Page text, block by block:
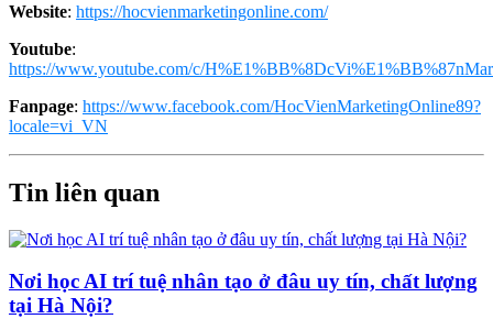
Website: https://hocvienmarketingonline.com/
Youtube:
https://www.youtube.com/c/
Fanpage: https://www.facebook.com/HocVienMarketingOnline89?
locale=vi_VN
Tin liên quan
Nơi học AI trí tuệ nhân tạo ở đâu uy tín, chất lượng
tại Hà Nội?